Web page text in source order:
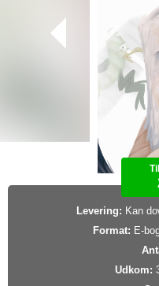
Levering: Kan
Format: E-
Udkom: